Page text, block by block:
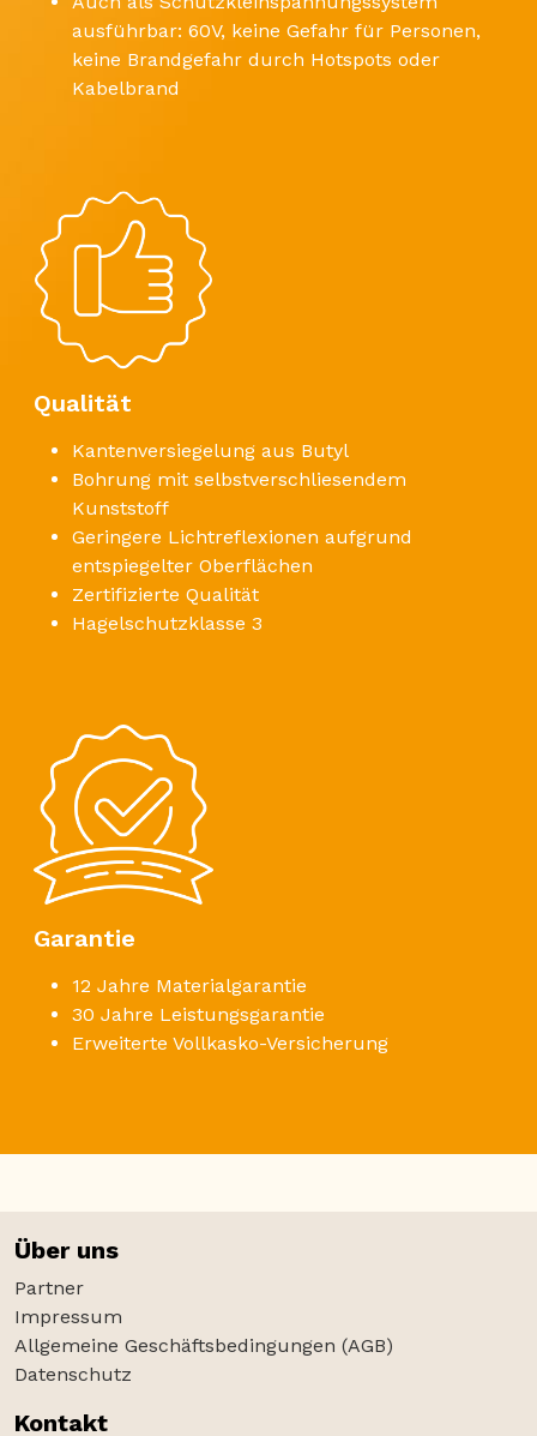
ausführbar: 60V, keine Gefahr für Personen,
keine Brandgefahr durch Hotspots oder
Kabelbrand
Qualität
Kantenversiegelung aus Butyl
Bohrung mit selbstverschliesendem
Kunststoff
Geringere Lichtreflexionen aufgrund
entspiegelter Oberflächen
Zertifizierte Qualität
Hagelschutzklasse 3
Garantie
12 Jahre Materialgarantie
30 Jahre Leistungsgarantie
Erweiterte Vollkasko-Versicherung
Über uns
Partner
Impressum
Allgemeine Geschäftsbedingungen (AGB)
Datenschutz
Kontakt